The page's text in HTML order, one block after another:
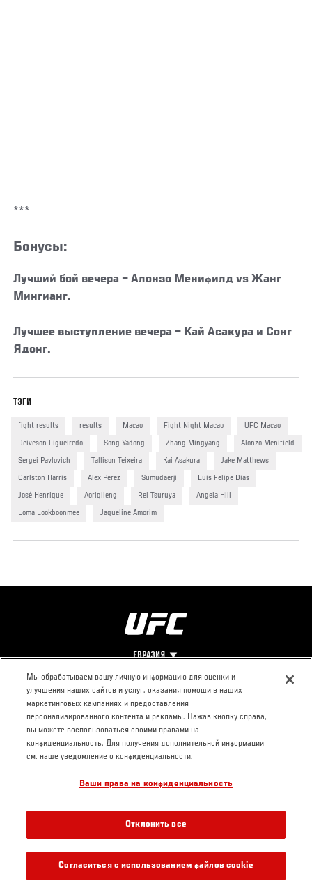
***
Бонусы:
Лучший бой вечера – Алонзо Менифилд vs Жанг
Мингианг.
Лучшее выступление вечера – Кай Асакура и Сонг
Ядонг.
ТЭГИ
fight results results Macao Fight Night Macao UFC Macao
Deiveson Figueiredo Song Yadong Zhang Mingyang Alonzo Menifield
Sergei Pavlovich Tallison Teixeira Kai Asakura Jake Matthews
Carlston Harris Alex Perez Sumudaerji Luis Felipe Dias
José Henrique Aoriqileng Rei Tsuruya Angela Hill
Loma Lookboonmee Jaqueline Amorim
ЕВРАЗИЯ
Footer
О UFC
Про ММА
Социальная
ответственность
КОНТАКТЫ
Пресс-центр
Условия
использования
Мы обрабатываем вашу личную информацию для оценки и
улучшения наших сайтов и услуг, оказания помощи в наших
маркетинговых кампаниях и предоставления
персонализированного контента и рекламы. Нажав кнопку справа,
вы можете воспользоваться своими правами на
конфиденциальность. Для получения дополнительной информации
см. наше уведомление о конфиденциальности.
Ваши права на конфиденциальность
Отклонить все
Согласиться с использованием файлов cookie